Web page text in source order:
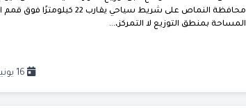
محافظة النماص على شريط سياحي
المساحة بمنطق التوزيع لا التمركز،...
16 يونيو, 2026